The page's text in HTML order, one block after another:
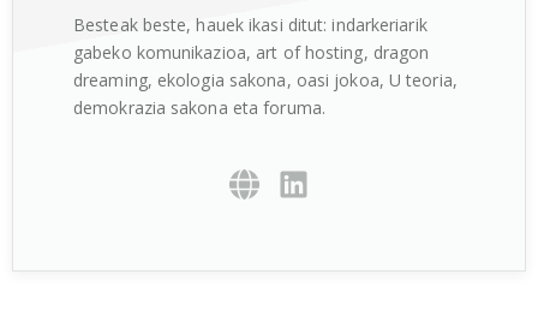
Besteak beste, hauek ikasi ditut: indarkeriarik
gabeko komunikazioa, art of hosting, dragon
dreaming, ekologia sakona, oasi jokoa, U teoria,
demokrazia sakona eta foruma.